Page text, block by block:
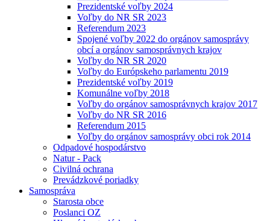
Prezidentské voľby 2024
Voľby do NR SR 2023
Referendum 2023
Spojené voľby 2022 do orgánov samosprávy
obcí a orgánov samosprávnych krajov
Voľby do NR SR 2020
Voľby do Európskeho parlamentu 2019
Prezidentské voľby 2019
Komunálne voľby 2018
Voľby do orgánov samosprávnych krajov 2017
Voľby do NR SR 2016
Referendum 2015
Voľby do orgánov samosprávy obci rok 2014
Odpadové hospodárstvo
Natur - Pack
Civilná ochrana
Prevádzkové poriadky
Samospráva
Starosta obce
Poslanci OZ